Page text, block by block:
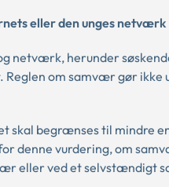
eller den unges netværk
netværk, herunder
om samvær gør ikke
begrænses til mindre
denne vurdering, om
eller ved et selvstændigt